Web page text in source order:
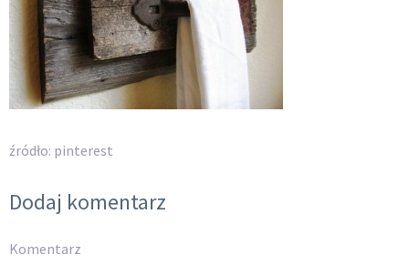
źródło: pinterest
Dodaj komentarz
Komentarz